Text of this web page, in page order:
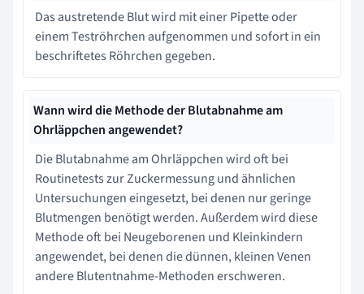
Das austretende Blut wird mit einer Pipette oder
einem Teströhrchen aufgenommen und sofort in ein
beschriftetes Röhrchen gegeben.
Wann wird die Methode der Blutabnahme am
Ohrläppchen angewendet?
Die Blutabnahme am Ohrläppchen wird oft bei
Routinetests zur Zuckermessung und ähnlichen
Untersuchungen eingesetzt, bei denen nur geringe
Blutmengen benötigt werden. Außerdem wird diese
Methode oft bei Neugeborenen und Kleinkindern
angewendet, bei denen die dünnen, kleinen Venen
andere Blutentnahme-Methoden erschweren.